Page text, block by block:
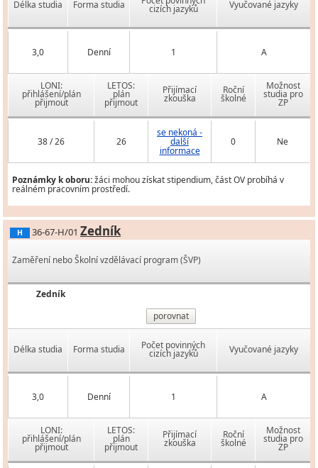
Délka studia Forma studia cizích jazyků Vyučované jazyky
3,0 Denní 1 A
LONI:
přihlášení/plán
přijmout
LETOS:
plán
přijmout
Přijímací
zkouška
Roční
školné
Možnost
studia pro
ZP
38 / 26 26
se nekoná -
další
informace
0 Ne
Poznámky k oboru:žáci mohou získat stipendium, část OV probíhá v
reálném pracovním prostředí.
H 36-67-H/01 Zedník
Zaměření nebo Školní vzdělávací program (ŠVP)
Zedník
porovnat
Délka studia Forma studia Počet povinných
cizích jazyků Vyučované jazyky
3,0 Denní 1 A
LONI:
přihlášení/plán
přijmout
LETOS:
plán
přijmout
Přijímací
zkouška
Roční
školné
Možnost
studia pro
ZP